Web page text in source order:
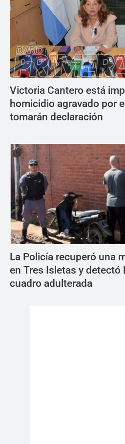
Victoria Cantero está
homicidio agravado por
tomarán declaración
La Policía recuperó una
en Tres Isletas y detectó
cuadro adulterada